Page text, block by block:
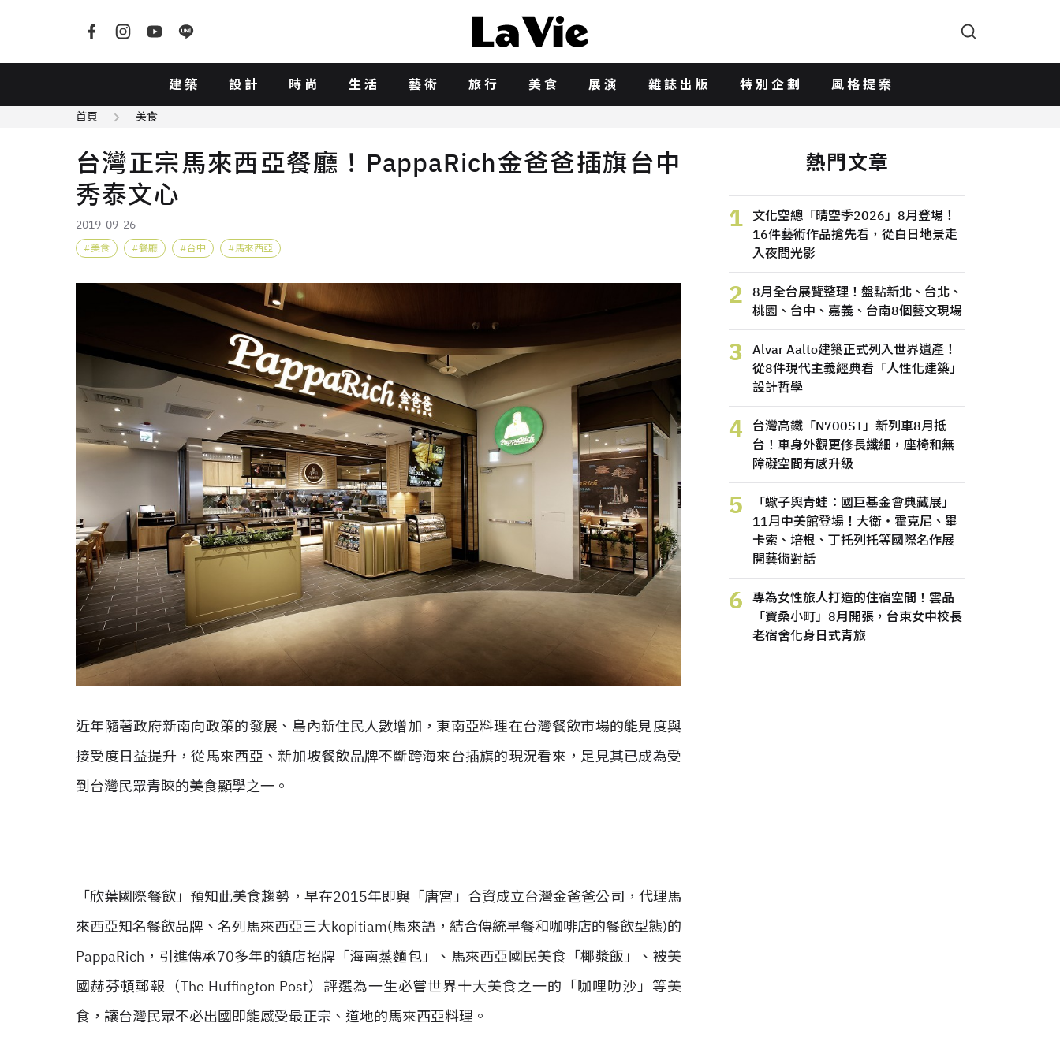
建築 設計 時尚 生活 藝術 旅行 美食 展演 雜誌出版 特別企劃 風格提案
首頁 美食
台灣正宗馬來西亞餐廳！PappaRich金爸爸插旗台中
秀泰文心
2019-09-26
美食 餐廳 台中 馬來西亞
近年隨著政府新南向政策的發展、島內新住民人數增加，東南亞料理在台灣餐飲市場的能見度與
接受度日益提升，從馬來西亞、新加坡餐飲品牌不斷跨海來台插旗的現況看來，足見其已成為受
到台灣民眾青睞的美食顯學之一。
「欣葉國際餐飲」預知此美食趨勢，早在2015年即與「唐宮」合資成立台灣金爸爸公司，代理馬
來西亞知名餐飲品牌、名列馬來西亞三大kopitiam(馬來語，結合傳統早餐和咖啡店的餐飲型態)的
PappaRich，引進傳承70多年的鎮店招牌「海南蒸麵包」、馬來西亞國民美食「椰漿飯」、被美
國赫芬頓郵報（The Huffington Post）評選為一生必嘗世界十大美食之一的「咖哩叻沙」等美
食，讓台灣民眾不必出國即能感受最正宗、道地的馬來西亞料理。
熱門文章
1
文化空總「晴空季2026」8月登場！
16件藝術作品搶先看，從白日地景走
入夜間光影
2
8月全台展覽整理！盤點新北、台北、
桃園、台中、嘉義、台南8個藝文現場
3
Alvar Aalto建築正式列入世界遺產！
從8件現代主義經典看「人性化建築」
設計哲學
4
台灣高鐵「N700ST」新列車8月抵
台！車身外觀更修長纖細，座椅和無
障礙空間有感升級
5
「蠍子與青蛙：國巨基金會典藏展」
11月中美館登場！大衛・霍克尼、畢
卡索、培根、丁托列托等國際名作展
開藝術對話
6
專為女性旅人打造的住宿空間！雲品
「寶桑小町」8月開張，台東女中校長
老宿舍化身日式青旅